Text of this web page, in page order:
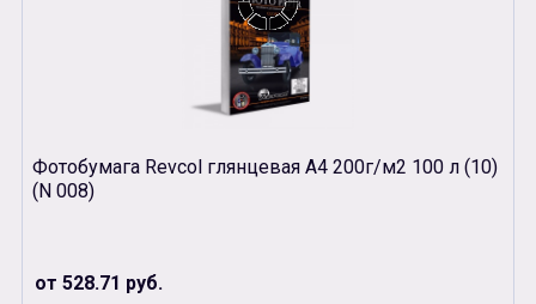
Фотобумага Revcol глянцевая А4 200г/м2 100 л (10)
(N 008)
от 528.71 руб.